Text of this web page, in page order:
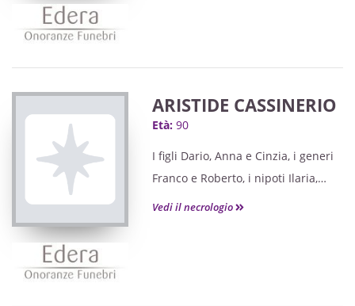
scomparsa della loro cara
ARISTIDE CASSINERIO
Età: 90
I figli Dario, Anna e Cinzia, i generi
Franco e Roberto, i nipoti Ilaria,
Alessio, Luca e Marco, i parenti e gli
Vedi il necrologio